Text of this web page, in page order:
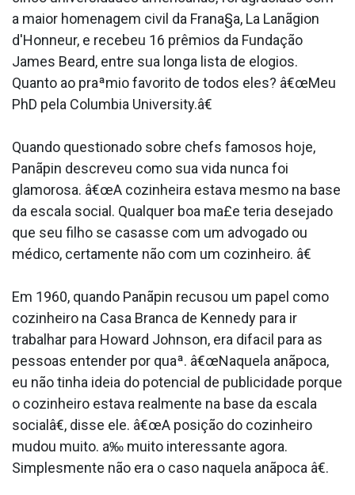
a maior homenagem civil da Frana§a, La Lanãgion
d'Honneur, e recebeu 16 prêmios da Fundação
James Beard, entre sua longa lista de elogios.
Quanto ao praªmio favorito de todos eles? â€œMeu
PhD pela Columbia University.â€
Quando questionado sobre chefs famosos hoje,
Panãpin descreveu como sua vida nunca foi
glamorosa. â€œA cozinheira estava mesmo na base
da escala social. Qualquer boa ma£e teria desejado
que seu filho se casasse com um advogado ou
médico, certamente não com um cozinheiro. â€
Em 1960, quando Panãpin recusou um papel como
cozinheiro na Casa Branca de Kennedy para ir
trabalhar para Howard Johnson, era difa­cil para as
pessoas entender por quaª. â€œNaquela anãpoca,
eu não tinha ideia do potencial de publicidade porque
o cozinheiro estava realmente na base da escala
socialâ€, disse ele. â€œA posição do cozinheiro
mudou muito. a‰ muito interessante agora.
Simplesmente não era o caso naquela anãpoca â€.